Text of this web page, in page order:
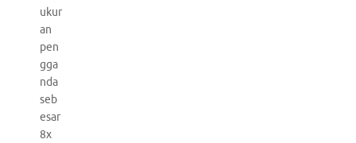
ukur
an
pen
gga
nda
seb
esar
8x